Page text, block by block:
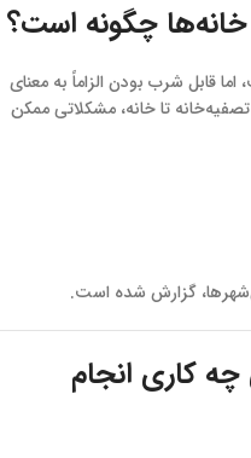
چگونه است؟
اما قابل شرب بودن الزاماً به معنای
تا خانه، مشکلاتی ممکن
گزارش شده است.
کاری انجام